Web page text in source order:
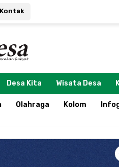
Kontak
Desa Kita Wisata Desa
Olahraga Kolom